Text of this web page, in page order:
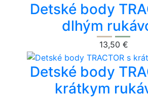
Detské body
dlhým
13,50 €
Detské body
krátkym